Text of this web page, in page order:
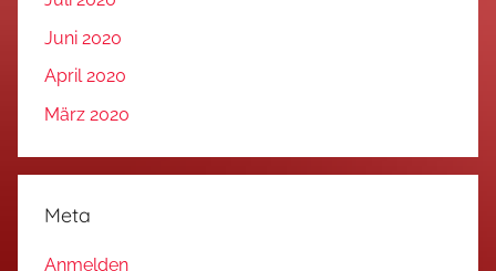
Juni 2020
April 2020
März 2020
Meta
Anmelden